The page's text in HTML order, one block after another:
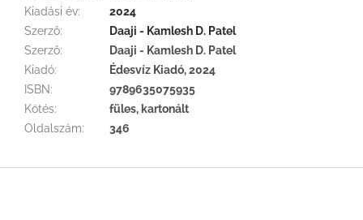
Kiadási év:
2024
Szerző:
Daaji - Kamlesh D. Patel
Szerző:
Daaji - Kamlesh D. Patel
Kiadó:
Édesvíz Kiadó, 2024
ISBN:
9789635075935
Kötés:
füles, kartonált
Oldalszám: 346